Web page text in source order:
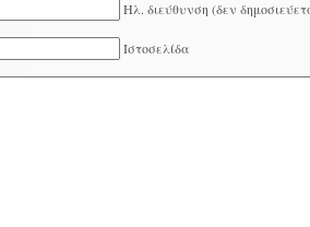
Ηλ. διεύθυνση (δεν
Ιστοσελίδα